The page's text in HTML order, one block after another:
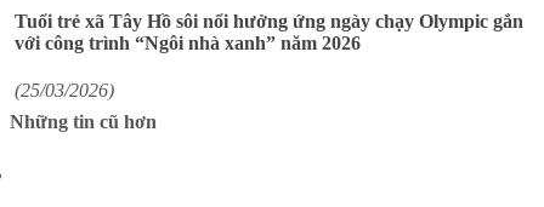
Tuổi trẻ xã Tây Hồ sôi nổi hưởng ứng ngày chạy Olympic gắn
với công trình “Ngôi nhà xanh” năm 2026
(25/03/2026)
Những tin cũ hơn